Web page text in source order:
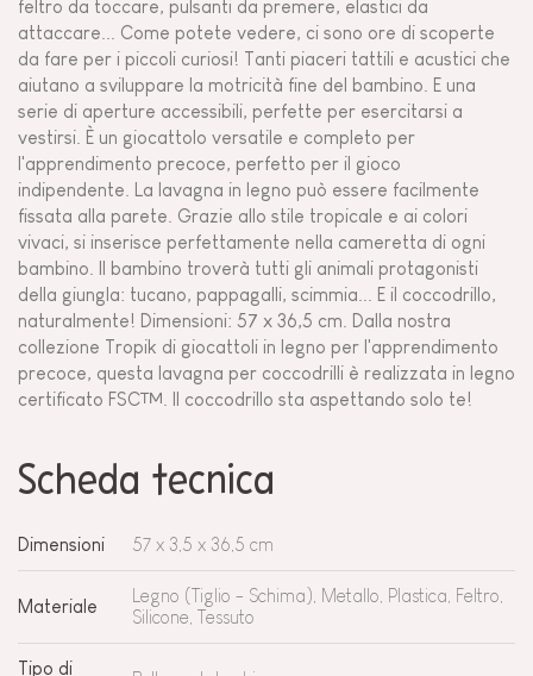
feltro da toccare, pulsanti da premere, elastici da
attaccare... Come potete vedere, ci sono ore di scoperte
da fare per i piccoli curiosi! Tanti piaceri tattili e acustici che
aiutano a sviluppare la motricità fine del bambino. E una
serie di aperture accessibili, perfette per esercitarsi a
vestirsi. È un giocattolo versatile e completo per
l'apprendimento precoce, perfetto per il gioco
indipendente. La lavagna in legno può essere facilmente
fissata alla parete. Grazie allo stile tropicale e ai colori
vivaci, si inserisce perfettamente nella cameretta di ogni
bambino. Il bambino troverà tutti gli animali protagonisti
della giungla: tucano, pappagalli, scimmia... E il coccodrillo,
naturalmente! Dimensioni: 57 x 36,5 cm. Dalla nostra
collezione Tropik di giocattoli in legno per l'apprendimento
precoce, questa lavagna per coccodrilli è realizzata in legno
certificato FSC™. Il coccodrillo sta aspettando solo te!
Scheda tecnica
Dimensioni 57 x 3,5 x 36,5 cm
Materiale
Legno (Tiglio - Schima), Metallo, Plastica, Feltro,
Silicone, Tessuto
Tipo di